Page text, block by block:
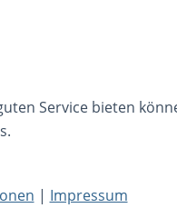
Service bieten
| Impressum